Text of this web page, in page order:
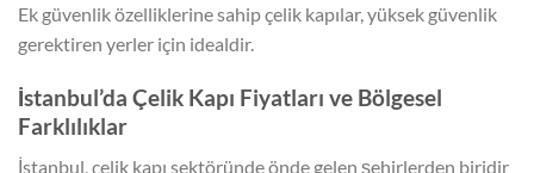
Ek güvenlik özelliklerine sahip çelik kapılar, yüksek güvenlik
gerektiren yerler için idealdir.
İstanbul’da Çelik Kapı Fiyatları ve Bölgesel
Farklılıklar
İstanbul, çelik kapı sektöründe önde gelen şehirlerden biridir